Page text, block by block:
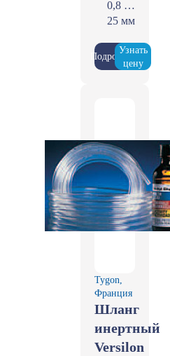
0,8 …
25 мм
Подробнее
Узнать
цену
Tygon,
Франция
Шланг
инертный
Versilon